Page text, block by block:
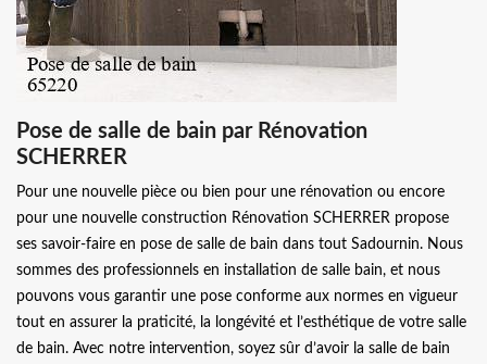
Pose de salle de bain par Rénovation
SCHERRER
Pour une nouvelle pièce ou bien pour une rénovation ou encore
pour une nouvelle construction Rénovation SCHERRER propose
ses savoir-faire en pose de salle de bain dans tout Sadournin. Nous
sommes des professionnels en installation de salle bain, et nous
pouvons vous garantir une pose conforme aux normes en vigueur
tout en assurer la praticité, la longévité et l’esthétique de votre salle
de bain. Avec notre intervention, soyez sûr d’avoir la salle de bain